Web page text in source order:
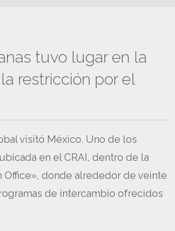
tuvo lugar en la
restricción por el
visitó México. Uno de los
en el CRAI, dentro de la
Office», donde alrededor de veinte
de intercambio ofrecidos